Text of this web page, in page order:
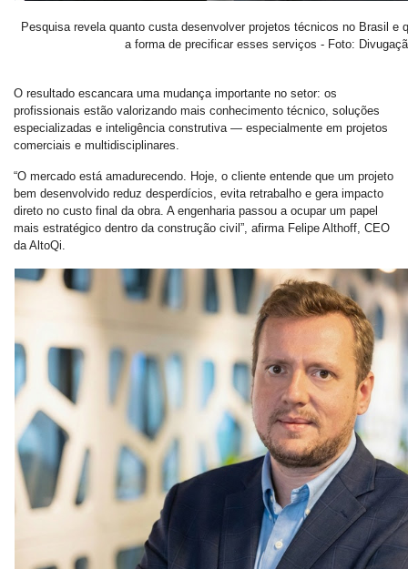
Pesquisa revela quanto custa desenvolver projetos técnicos no Brasil e
a forma de precificar esses serviços - Foto:
O resultado escancara uma mudança importante no setor: os
profissionais estão valorizando mais conhecimento técnico, soluções
especializadas e inteligência construtiva — especialmente em projetos
comerciais e multidisciplinares.
“O mercado está amadurecendo. Hoje, o cliente entende que um projeto
bem desenvolvido reduz desperdícios, evita retrabalho e gera impacto
direto no custo final da obra. A engenharia passou a ocupar um papel
mais estratégico dentro da construção civil”, afirma Felipe Althoff, CEO
da AltoQi.